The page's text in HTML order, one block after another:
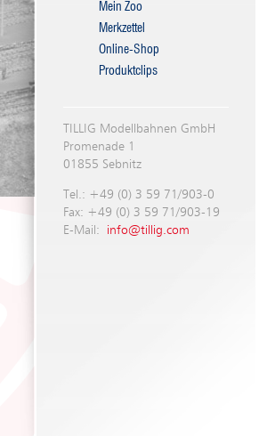
Mein Zoo
Merkzettel
Online-Shop
Produktclips
TILLIG Modellbahnen GmbH
Promenade 1
01855 Sebnitz
Tel.: +49 (0) 3 59 71/903-0
Fax: +49 (0) 3 59 71/903-19
E-Mail: info@tillig.com